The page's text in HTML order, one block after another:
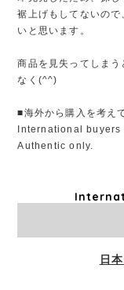
裾上げもしてないの
いと思います。
商品を見失ってしま
なく(^^)
■海外から購入を考え
International buyers
Authentic only.
日